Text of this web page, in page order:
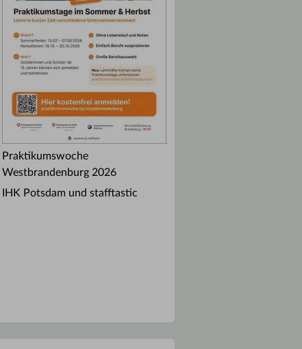
Praktikumswoche
Westbrandenburg 2026
IHK Potsdam und stafftastic